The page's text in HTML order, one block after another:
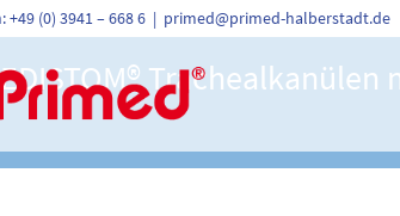
+49 (0) 3941 – 668 6 | primed@primed-halberstadt.de
Trachealkanülen